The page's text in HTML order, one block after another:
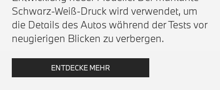
Schwarz-Weiß-Druck wird verwendet, um
die Details des Autos während der Tests vor
neugierigen Blicken zu verbergen.
ENTDECKE MEHR